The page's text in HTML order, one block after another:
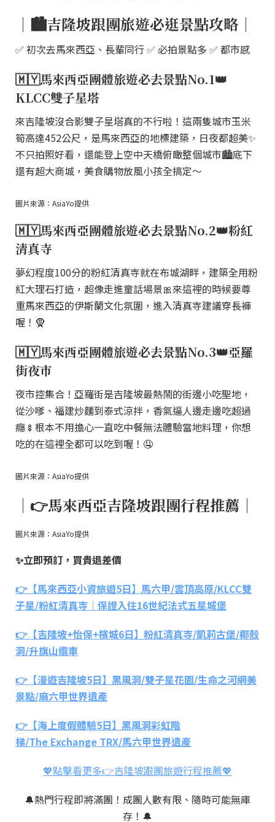
｜🏙吉隆坡跟團旅遊必逛景點攻略｜
✅ 初次去馬來西亞、長輩同行 ✅ 必拍景點多 ✅ 都市感
🇲🇾馬來西亞團體旅遊必去景點No.1👑
KLCC雙子星塔
來吉隆坡沒合影雙子星塔真的不行啦！這兩隻城市玉米
筍高達452公尺，是馬來西亞的地標建築，日夜都超美✨
不只拍照好看，還能登上空中天橋俯瞰整個城市🏙️底下
還有超大商城，美食購物放風小孩全搞定～
圖片來源：AsiaYo提供
🇲🇾馬來西亞團體旅遊必去景點No.2👑粉紅
清真寺
夢幻程度100分的粉紅清真寺就在布城湖畔，建築全用粉
紅大理石打造，超像走進童話場景🎀來這裡的時候要尊
重馬來西亞的伊斯蘭文化氛圍，進入清真寺建議穿長褲
喔！🧕
🇲🇾馬來西亞團體旅遊必去景點No.3👑亞羅
街夜市
夜市控集合！亞羅街是吉隆坡最熱鬧的街邊小吃聖地，
從沙嗲、福建炒麵到泰式涼拌，香氣逼人邊走邊吃超過
癮🍢根本不用擔心一直吃中餐無法體驗當地料理，你想
吃的在這裡全都可以吃到喔！🤤
圖片來源：AsiaYo提供
｜👉馬來西亞吉隆坡跟團行程推薦｜
圖片來源：AsiaYo提供
✨立即預訂，買貴退差價
👉【馬來西亞小資旅遊5日】馬六甲/雲頂高原/KLCC雙
子星/粉紅清真寺｜保證入住16世紀法式五星城堡
👉【吉隆坡+怡保+檳城6日】粉紅清真寺/凱莉古堡/椰殼
洞/升旗山纜車
👉【漫遊吉隆坡5日】黑風洞/雙子星花園/生命之河網美
景點/麻六甲世界遺產
👉【海上度假體驗5日】黑風洞彩虹階
梯/The Exchange TRX/馬六甲世界遺產
💖點擊看更多👉吉隆坡跟團旅遊行程推薦💖
🔔熱門行程即將滿團！成團人數有限、隨時可能無庫
存！🔔